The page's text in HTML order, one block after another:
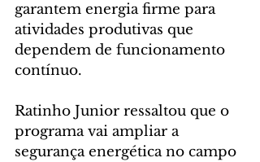
garantem energia firme para
atividades produtivas que
dependem de funcionamento
contínuo.
Ratinho Junior ressaltou que o
programa vai ampliar a
segurança energética no campo